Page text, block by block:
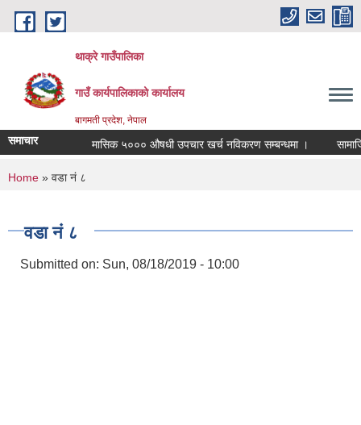
Skip to main content
थाक्रे गाउँपालिका
गाउँ कार्यपालिकाको कार्यालय
बागमती प्रदेश, नेपाल
समाचार मासिक ५००० औषधी उपचार खर्च नविकरण सम्बन्धमा ।
You are here
Home » वडा नं ८
वडा नं ८
Submitted on: Sun, 08/18/2019 - 10:00